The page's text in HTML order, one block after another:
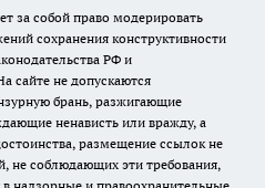
за собой право модерировать
сохранения конструктивности
РФ и
сайте не допускаются
брань, разжигающие
ненависть или вражду, а
размещение ссылок не
не соблюдающих эти требования,